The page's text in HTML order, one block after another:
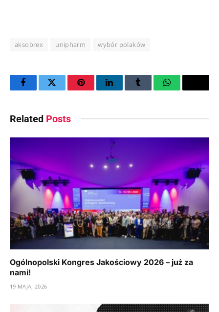
aksobrex unipharm wybór polaków
FacebookTwitter PinterestLinkedInTumblr WhatsAppEmail
Related Posts
Ogólnopolski Kongres Jakościowy 2026 – już za
nami!
19 MAJA, 2026